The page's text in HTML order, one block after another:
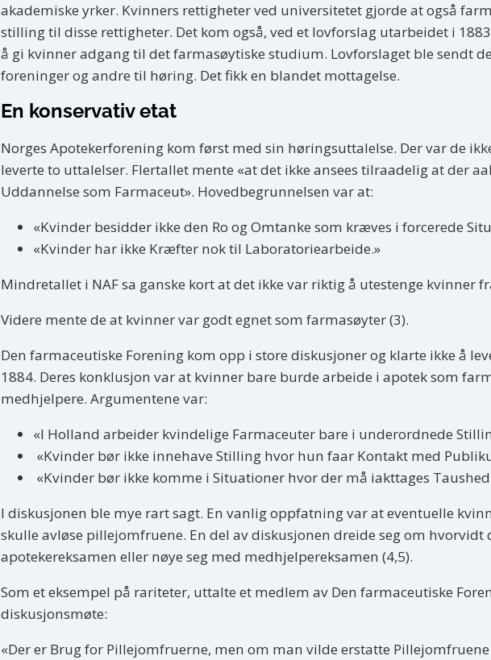
akademiske yrker. Kvinners rettigheter ved universitetet gjorde at også
stilling til disse rettigheter. Det kom også, ved et lovforslag utarbeidet i
å gi kvinner adgang til det farmasøytiske studium. Lovforslaget ble sendt
foreninger og andre til høring. Det fikk en blandet mottagelse.
En konservativ etat
Norges Apotekerforening kom først med sin høringsuttalelse. Der var de
leverte to uttalelser. Flertallet mente «at det ikke ansees tilraadelig at der
Uddannelse som Farmaceut». Hovedbegrunnelsen var at:
«Kvinder besidder ikke den Ro og Omtanke som kræves i forcerede
«Kvinder har ikke Kræfter nok til Laboratoriearbeide.»
Mindretallet i NAF sa ganske kort at det ikke var riktig å utestenge kvinner
Videre mente de at kvinner var godt egnet som farmasøyter (3).
Den farmaceutiske Forening kom opp i store diskusjoner og klarte ikke å
1884. Deres konklusjon var at kvinner bare burde arbeide i apotek som
medhjelpere. Argumentene var:
«I Holland arbeider kvindelige Farmaceuter bare i underordnede
«Kvinder bør ikke innehave Stilling hvor hun faar Kontakt med
«Kvinder bør ikke komme i Situationer hvor der må iakttages
I diskusjonen ble mye rart sagt. En vanlig oppfatning var at eventuelle
skulle avløse pillejomfruene. En del av diskusjonen dreide seg om hvorvidt
apotekereksamen eller nøye seg med medhjelpereksamen (4,5).
Som et eksempel på rariteter, uttalte et medlem av Den farmaceutiske
diskusjonsmøte:
«Der er Brug for Pillejomfruerne, men om man vilde erstatte